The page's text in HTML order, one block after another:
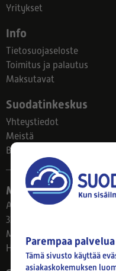
Yritykset
Info
Tietosuojaseloste
Toimitus ja palautus
Maksutavat
Suodatinkeskus
Yhteystiedot
Meistä
Blogi
Myymälä
Ahlmanintie 61
33800 Tampere
Ma–Pe 8–17
Huom! Myymälän
Parempaa
Tämä sivusto käyttää
asiakaskokemuksen